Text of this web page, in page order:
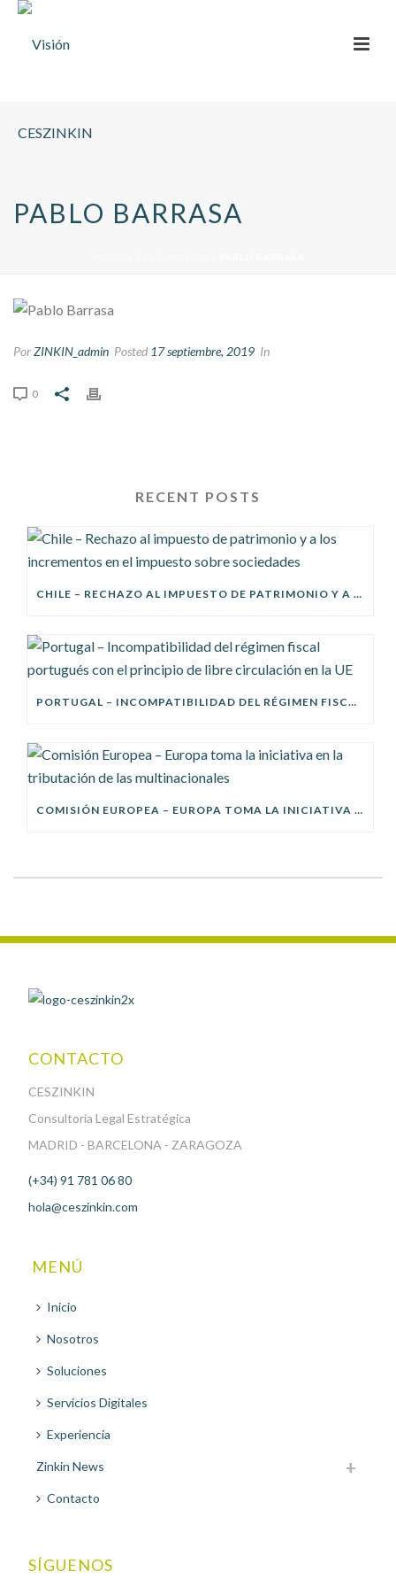
PABLO BARRASA
PorZINKIN_admin Posted 17 septiembre, 2019 In
0
RECENT POSTS
CHILE – RECHAZO AL IMPUESTO DE PATRIMONIO Y A LOS INCREMENTOS EN EL IMPUESTO SOBRE SOCIEDADES
PORTUGAL – INCOMPATIBILIDAD DEL RÉGIMEN FISCAL PORTUGUÉS CON EL PRINCIPIO DE LIBRE CIRCULACIÓN EN LA UE
COMISIÓN EUROPEA – EUROPA TOMA LA INICIATIVA EN LA TRIBUTACIÓN DE LAS MULTINACIONALES
CONTACTO
CESZINKIN
Consultoría Legal Estratégica
MADRID - BARCELONA - ZARAGOZA
(+34) 91 781 06 80
hola@ceszinkin.com
MENÚ
Inicio
Nosotros
Soluciones
Servicios Digitales
Experiencia
Zinkin News
Contacto
SÍGUENOS